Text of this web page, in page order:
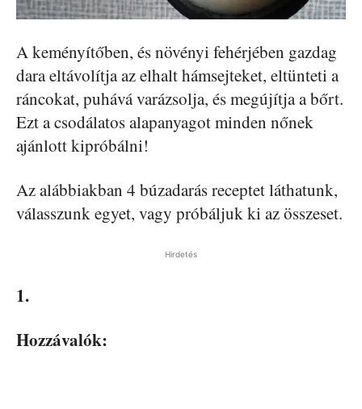
A keményítőben, és növényi fehérjében gazdag
dara eltávolítja az elhalt hámsejteket, eltünteti a
ráncokat, puhává varázsolja, és megújítja a bőrt.
Ezt a csodálatos alapanyagot minden nőnek
ajánlott kipróbálni!
Az alábbiakban 4 búzadarás receptet láthatunk,
válasszunk egyet, vagy próbáljuk ki az összeset.
Hirdetés
1.
Hozzávalók: